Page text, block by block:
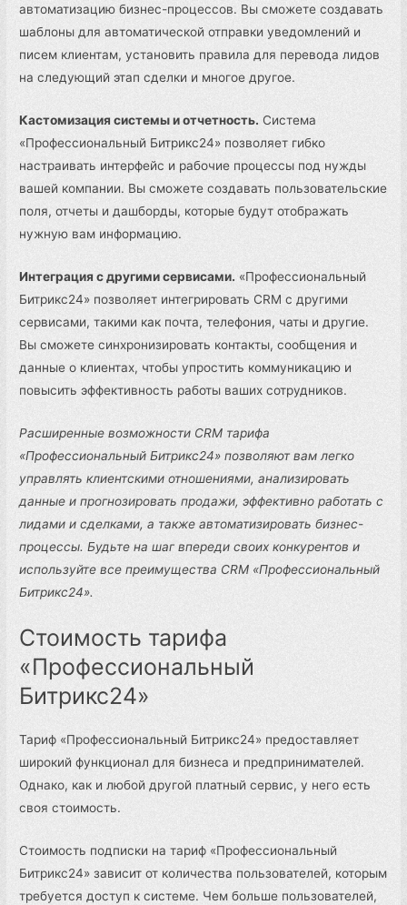
автоматизацию бизнес-процессов. Вы сможете создавать
шаблоны для автоматической отправки уведомлений и
писем клиентам, установить правила для перевода лидов
на следующий этап сделки и многое другое.
Кастомизация системы и отчетность. Система
«Профессиональный Битрикс24» позволяет гибко
настраивать интерфейс и рабочие процессы под нужды
вашей компании. Вы сможете создавать пользовательские
поля, отчеты и дашборды, которые будут отображать
нужную вам информацию.
Интеграция с другими сервисами. «Профессиональный
Битрикс24» позволяет интегрировать CRM с другими
сервисами, такими как почта, телефония, чаты и другие.
Вы сможете синхронизировать контакты, сообщения и
данные о клиентах, чтобы упростить коммуникацию и
повысить эффективность работы ваших сотрудников.
Расширенные возможности CRM тарифа
«Профессиональный Битрикс24» позволяют вам легко
управлять клиентскими отношениями, анализировать
данные и прогнозировать продажи, эффективно работать с
лидами и сделками, а также автоматизировать бизнес-
процессы. Будьте на шаг впереди своих конкурентов и
используйте все преимущества CRM «Профессиональный
Битрикс24».
Стоимость тарифа
«Профессиональный
Битрикс24»
Тариф «Профессиональный Битрикс24» предоставляет
широкий функционал для бизнеса и предпринимателей.
Однако, как и любой другой платный сервис, у него есть
своя стоимость.
Стоимость подписки на тариф «Профессиональный
Битрикс24» зависит от количества пользователей, которым
требуется доступ к системе. Чем больше пользователей,